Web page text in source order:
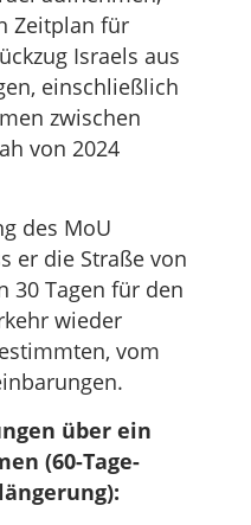
Zeitplan für
Israels aus
einschließlich
zwischen
von 2024
des MoU
er die Straße von
30 Tagen für den
wieder
vom
über ein
(60-Tage-